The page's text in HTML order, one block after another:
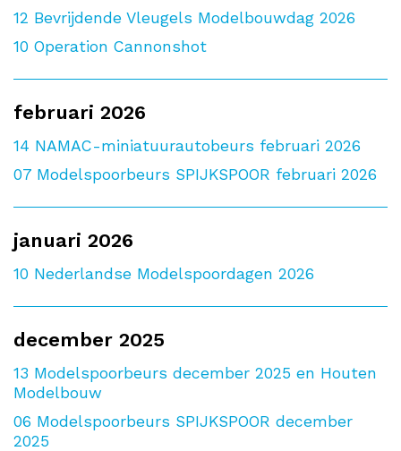
12 Bevrijdende Vleugels Modelbouwdag 2026
10 Operation Cannonshot
februari 2026
14 NAMAC-miniatuurautobeurs februari 2026
07 Modelspoorbeurs SPIJKSPOOR februari 2026
januari 2026
10 Nederlandse Modelspoordagen 2026
december 2025
13 Modelspoorbeurs december 2025 en Houten
Modelbouw
06 Modelspoorbeurs SPIJKSPOOR december
2025